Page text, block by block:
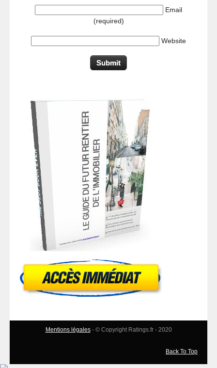
Email
(required)
Website
Mentions légales- © Copyright Ratings.fr - 2020
Back To Top